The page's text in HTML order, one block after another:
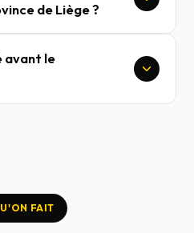
de Liège ?
avant le
FAIT